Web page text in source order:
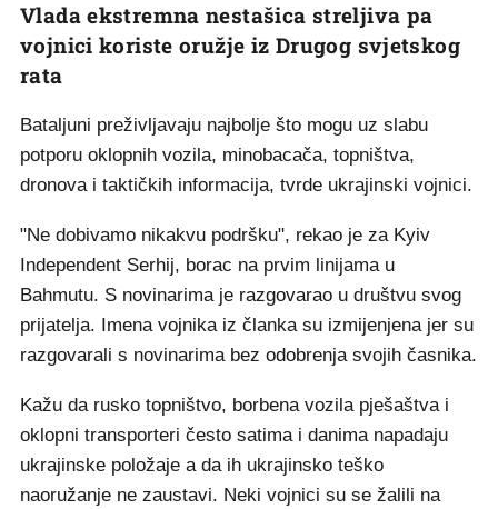
Vlada ekstremna nestašica streljiva pa
vojnici koriste oružje iz Drugog svjetskog
rata
Bataljuni preživljavaju najbolje što mogu uz slabu
potporu oklopnih vozila, minobacača, topništva,
dronova i taktičkih informacija, tvrde ukrajinski vojnici.
"Ne dobivamo nikakvu podršku", rekao je za Kyiv
Independent Serhij, borac na prvim linijama u
Bahmutu. S novinarima je razgovarao u društvu svog
prijatelja. Imena vojnika iz članka su izmijenjena jer su
razgovarali s novinarima bez odobrenja svojih časnika.
Kažu da rusko topništvo, borbena vozila pješaštva i
oklopni transporteri često satima i danima napadaju
ukrajinske položaje a da ih ukrajinsko teško
naoružanje ne zaustavi. Neki vojnici su se žalili na